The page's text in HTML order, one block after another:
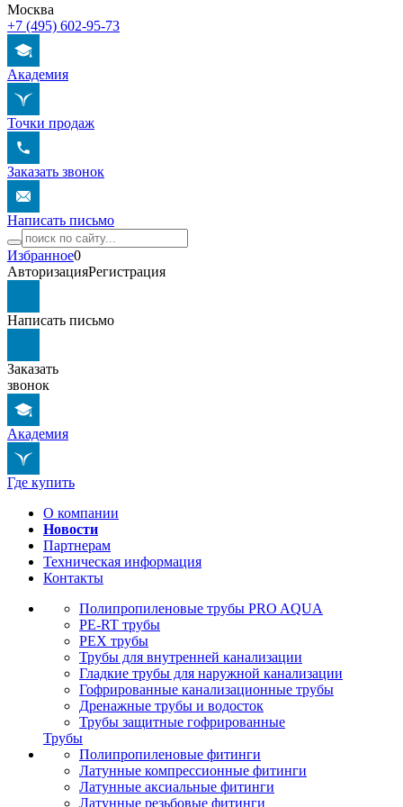
Москва
+7 (495) 602-95-73
Академия
Точки продаж
Заказать звонок
Написать письмо
Избранное0
АвторизацияРегистрация
Написать письмо
Заказать
звонок
Академия
Где купить
О компании
Новости
Партнерам
Техническая информация
Контакты
Полипропиленовые трубы PRO AQUA
PE-RT трубы
PEX трубы
Трубы для внутренней канализации
Гладкие трубы для наружной канализации
Гофрированные канализационные трубы
Дренажные трубы и водосток
Трубы защитные гофрированные
Трубы
Полипропиленовые фитинги
Латунные компрессионные фитинги
Латунные аксиальные фитинги
Латунные резьбовые фитинги